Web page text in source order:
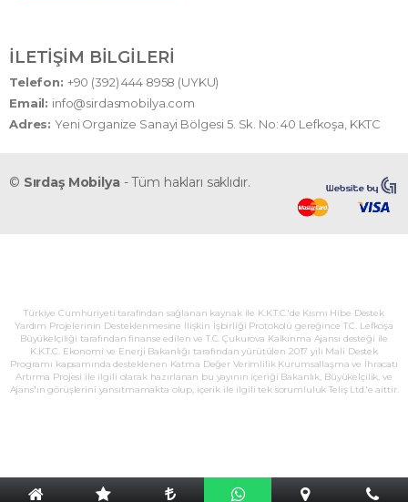
İLETIŞIM BILGILERI
Telefon: +90 (392) 444 8958 (UYKU)
Email: info@sirdasmobilya.com
Adres:Yeni Organize Sanayi Bölgesi 5. Sk. No: 40 Lefkoşa, KKTC
© Sırdaş Mobilya- Tüm hakları saklıdır.
Türkiye Cumhuriyeti tarafından sağlanan kaynak ile K.K.T.C.'de Kısmı Hibe Destek
Yardım Projelerinin Desteklenmesine İlişkin İşbirliği Protokolü gereğince T.C. Lefkoşa
Büyükelçiliği tarafından finanse edilen ve T.C. Çukurova Kalkınma Ajansı desteği ile
K.K.T.C. Ekonomi ve Enerji Bakanlığı tarafından yürütülen 2017 yılı Mali Destek
Programı kapsamında desteklenen Katma Değer Verimlilik Kurumsallaşma ve İhracatı
Artırma Projesi ile ilgili olarak hazırlanan bu yayının içeriği Bakanlık, Büyükelçilik, ve
Ajans'ın görüşlerini yansıtmamakta olup, içerik ile ilgili tek sorumluluk Teliş Ltd.'e aittir.